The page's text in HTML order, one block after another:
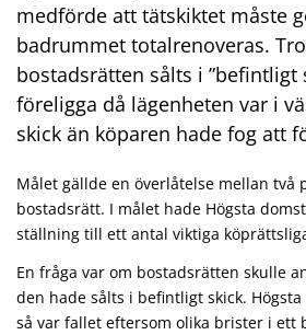
medförde att tätskiktet måste
badrummet totalrenoveras.
bostadsrätten sålts i ”befintligt
föreligga då lägenheten var i
skick än köparen hade fog att
Målet gällde en överlåtelse mellan två
bostadsrätt. I målet hade Högsta
ställning till ett antal viktiga
En fråga var om bostadsrätten skulle
den hade sålts i befintligt skick.
så var fallet eftersom olika brister i ett